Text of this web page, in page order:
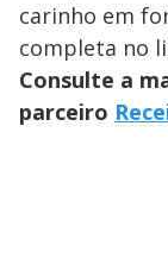
carinho em
completa no
Consulte a
parceiro